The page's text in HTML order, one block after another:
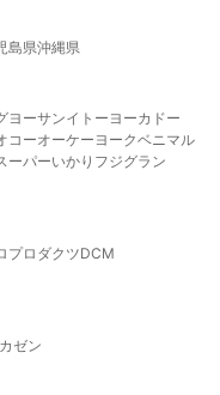
島県沖縄県
ヨーサンイトーヨーカドー
コーオーケー ヨークベニマル
ーパーいかり フジグラン
プロダクツDCM
ゼン